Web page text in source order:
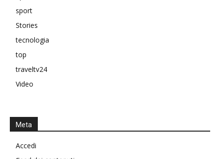
sport
Stories
tecnologia
top
traveltv24
Video
Meta
Accedi